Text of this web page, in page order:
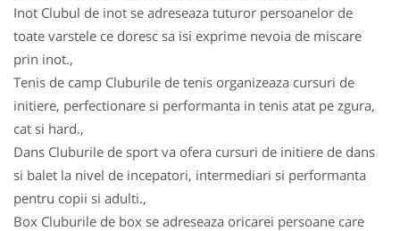
Inot Clubul de inot se adreseaza tuturor persoanelor de
toate varstele ce doresc sa isi exprime nevoia de miscare
prin inot.,
Tenis de camp Cluburile de tenis organizeaza cursuri de
initiere, perfectionare si performanta in tenis atat pe zgura,
cat si hard.,
Dans Cluburile de sport va ofera cursuri de initiere de dans
si balet la nivel de incepatori, intermediari si performanta
pentru copii si adulti.,
Box Cluburile de box se adreseaza oricarei persoane care